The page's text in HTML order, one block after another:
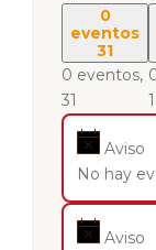
0
eventos
31
0 eventos,
31
1
Aviso
No hay
Aviso